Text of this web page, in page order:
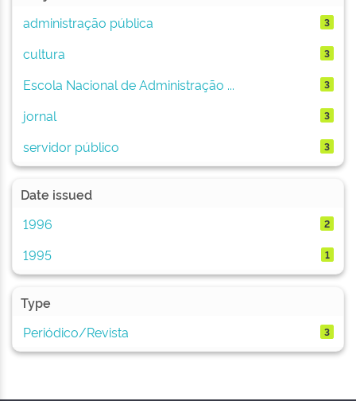
administração pública
3
cultura 3
Escola Nacional de Administração ... 3
jornal 3
servidor público 3
Date issued
1996
2
1995 1
Type
Periódico/Revista
3